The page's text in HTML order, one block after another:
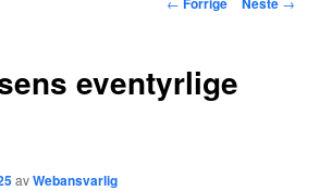
eventyrlige
avWebansvarlig